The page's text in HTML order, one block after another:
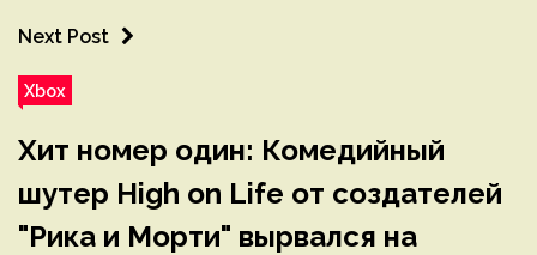
Next Post
Xbox
Хит номер один: Комедийный
шутер High on Life от создателей
"Рика и Морти" вырвался на